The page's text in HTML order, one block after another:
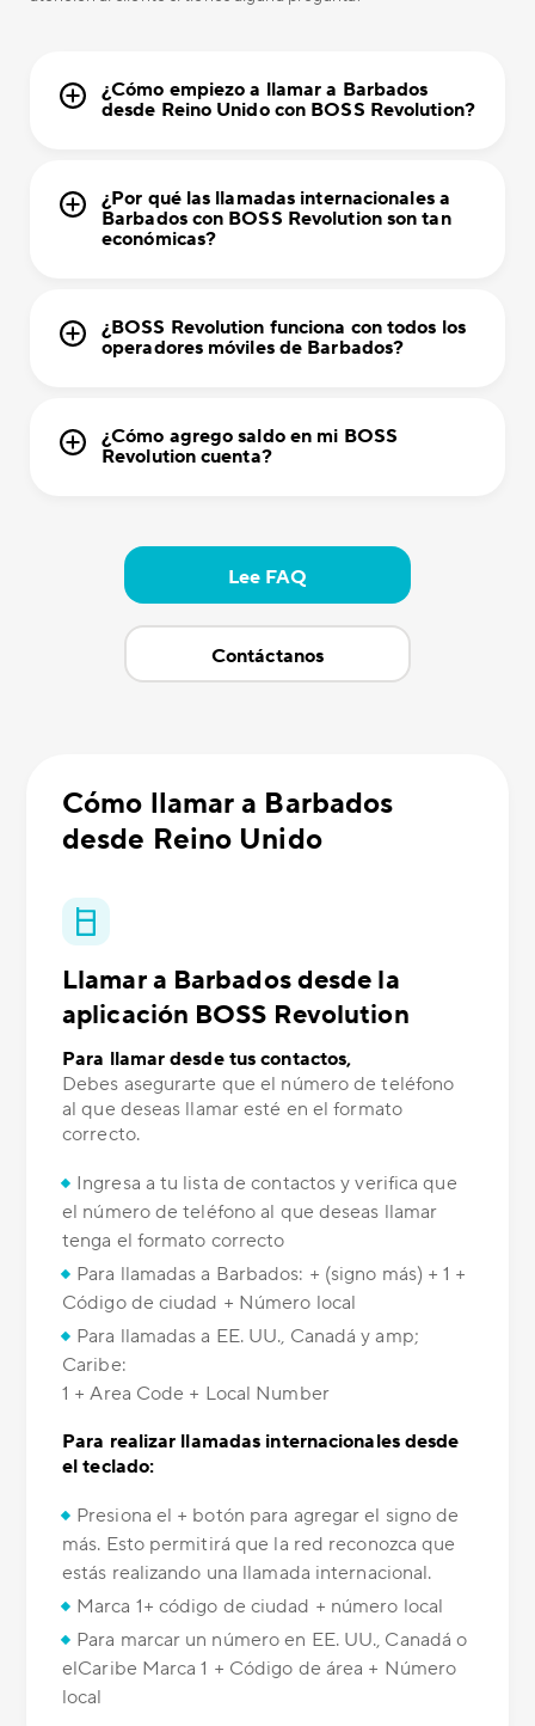
¿Cómo empiezo a llamar a Barbados
desde Reino Unido con BOSS Revolution?
¿Por qué las llamadas internacionales a
Barbados con BOSS Revolution son tan
económicas?
¿BOSS Revolution funciona con todos los
operadores móviles de Barbados?
¿Cómo agrego saldo en mi BOSS
Revolution cuenta?
Lee FAQ
Contáctanos
Cómo llamar a Barbados
desde Reino Unido
Llamar a Barbados desde la
aplicación BOSS Revolution
Para llamar desde tus contactos,
Debes asegurarte que el número de teléfono
al que deseas llamar esté en el formato
correcto.
Ingresa a tu lista de contactos y verifica que
el número de teléfono al que deseas llamar
tenga el formato correcto
Para llamadas a Barbados: + (signo más) + 1 +
Código de ciudad + Número local
Para llamadas a EE. UU., Canadá y amp;
Caribe:
1 + Area Code + Local Number
Para realizar llamadas internacionales desde
el teclado:
Presiona el + botón para agregar el signo de
más. Esto permitirá que la red reconozca que
estás realizando una llamada internacional.
Marca 1+ código de ciudad + número local
Para marcar un número en EE. UU., Canadá o
elCaribe Marca 1 + Código de área + Número
local